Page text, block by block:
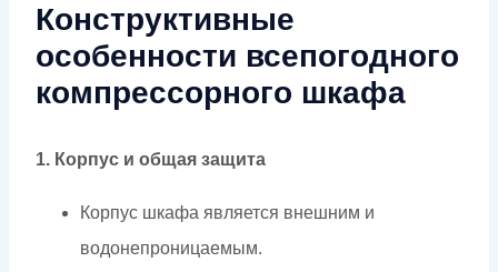
Конструктивные
особенности всепогодного
компрессорного шкафа
1. Корпус и общая защита
Корпус шкафа является внешним и
водонепроницаемым.